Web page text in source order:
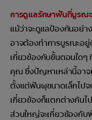
การดูแลรักษาฟันที่บูรณะ
แม้ว่าจะดูแลป้องกันอย่
อาจต้องทำการบูรณะอ
เกี่ยวข้องกับขั้นตอนใดๆ
คุณ ซึ่งปัญหาเหล่านี้อาจ
ตั้งแต่ฟันผุขนาดเล็กไปจ
เกี่ยวข้องก็แตกต่างกัน
ส่วนใหญ่จะเกี่ยวข้องกับ